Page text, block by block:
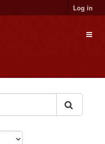
Log in